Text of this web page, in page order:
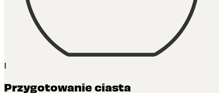
1
Przygotowanie ciasta